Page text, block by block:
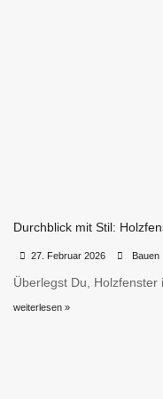
Durchblick mit Stil:
27. Februar 2026 Bauen
Überlegst Du,
weiterlesen »